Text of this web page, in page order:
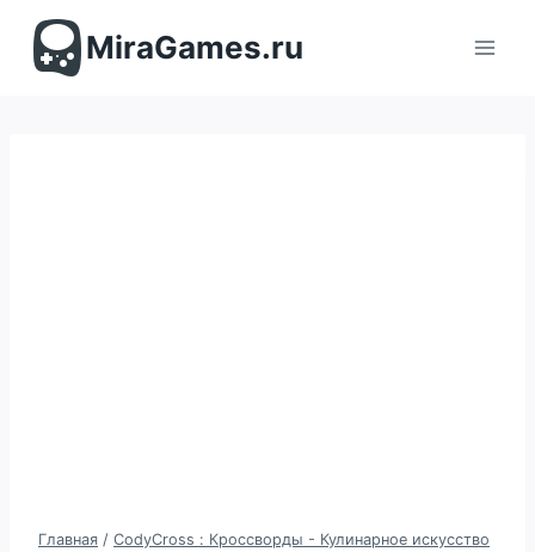
содержимомуMiraGames.ru
Главная / CodyCross : Кроссворды - Кулинарное искусство